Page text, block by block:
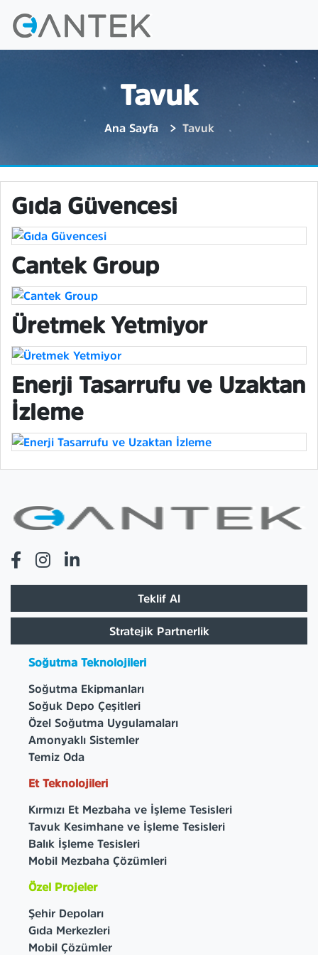
Tavuk
Ana Sayfa Tavuk
Gıda Güvencesi
Cantek Group
Üretmek Yetmiyor
Enerji Tasarrufu ve Uzaktan
İzleme
Teklif Al
Stratejik Partnerlik
Soğutma Teknolojileri
Soğutma Ekipmanları
Soğuk Depo Çeşitleri
Özel Soğutma Uygulamaları
Amonyaklı Sistemler
Temiz Oda
Et Teknolojileri
Kırmızı Et Mezbaha ve İşleme Tesisleri
Tavuk Kesimhane ve İşleme Tesisleri
Balık İşleme Tesisleri
Mobil Mezbaha Çözümleri
Özel Projeler
Şehir Depoları
Gıda Merkezleri
Mobil Çözümler